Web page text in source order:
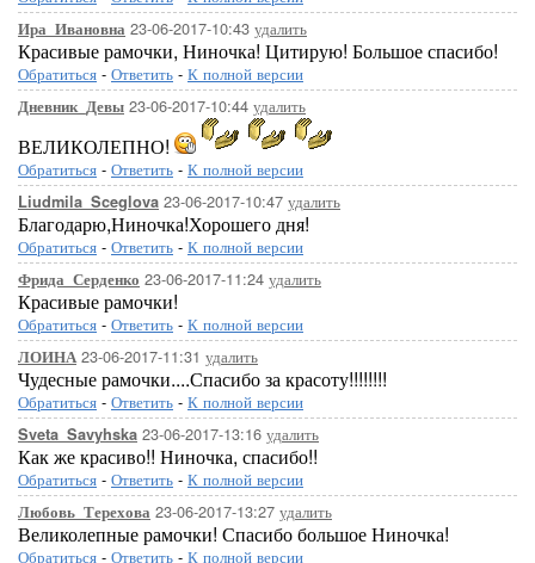
Ира_Ивановна 23-06-2017-10:43 удалить
Красивые рамочки, Ниночка! Цитирую! Большое спасибо!
Обратиться - Ответить - К полной версии
Дневник_Девы 23-06-2017-10:44 удалить
ВЕЛИКОЛЕПНО!
Обратиться - Ответить - К полной версии
Liudmila_Sceglova 23-06-2017-10:47 удалить
Благодарю,Ниночка!Хорошего дня!
Обратиться - Ответить - К полной версии
Фрида_Серденко 23-06-2017-11:24 удалить
Красивые рамочки!
Обратиться - Ответить - К полной версии
ЛОИНА 23-06-2017-11:31 удалить
Чудесные рамочки....Спасибо за красоту!!!!!!!!
Обратиться - Ответить - К полной версии
Sveta_Savyhska 23-06-2017-13:16 удалить
Как же красиво!! Ниночка, спасибо!!
Обратиться - Ответить - К полной версии
Любовь_Терехова 23-06-2017-13:27 удалить
Великолепные рамочки! Спасибо большое Ниночка!
Обратиться - Ответить - К полной версии